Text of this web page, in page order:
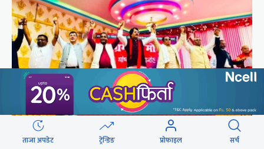
ताजा अपडेट ट्रेन्डिङ प्रोफाइल सर्च